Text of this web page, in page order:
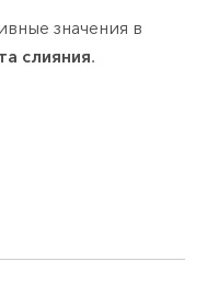
значения в
слияния.